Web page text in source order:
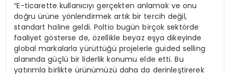
“E-ticarette kullanıcıyı gerçekten anlamak ve onu
doğru ürüne yönlendirmek artık bir tercih değil,
standart haline geldi. Poltio bugün birçok sektörde
faaliyet gösterse de, özellikle beyaz eşya dikeyinde
global markalarla yürüttüğü projelerle guided selling
alanında güçlü bir liderlik konumu elde etti. Bu
yatırımla birlikte ürünümüzü daha da derinleştirerek